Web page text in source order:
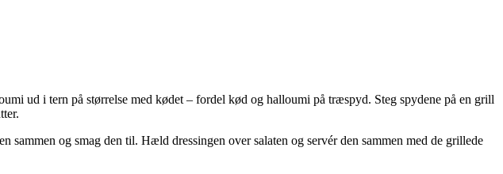
ud i tern på størrelse med kødet – fordel kød og halloumi på træspyd. Steg spydene på en grill
og smag den til. Hæld dressingen over salaten og servér den sammen med de grillede